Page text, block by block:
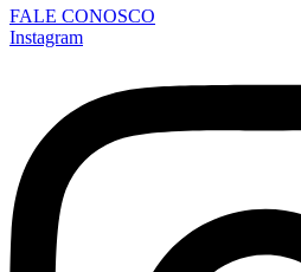
FALE CONOSCO
Instagram